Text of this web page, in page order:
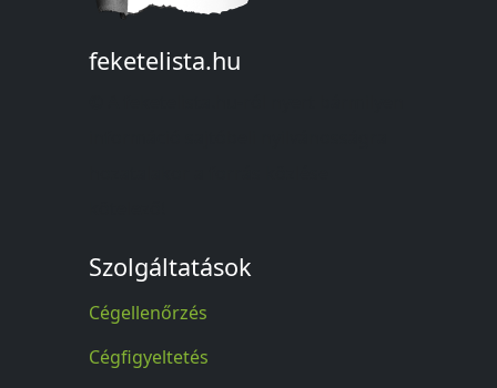
feketelista.hu
Szolgáltatások
Cégellenőrzés
Cégfigyeltetés